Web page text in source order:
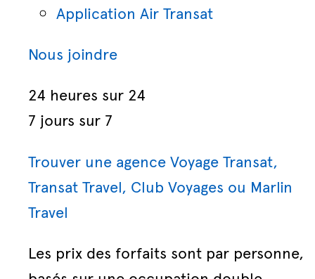
Application Air Transat
Nous joindre
24 heures sur 24
7 jours sur 7
Trouver une agence Voyage Transat,
Transat Travel, Club Voyages ou Marlin
Travel
Les prix des forfaits sont par personne,